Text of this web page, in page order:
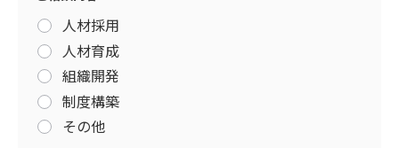
人材採用
人材育成
組織開発
制度構築
その他